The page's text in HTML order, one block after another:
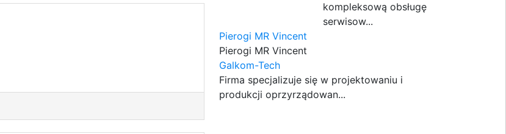
kompleksową obsługę
serwisow...
Pierogi MR Vincent
Pierogi MR Vincent
Galkom-Tech
Firma specjalizuje się w projektowaniu i
produkcji oprzyrządowan...